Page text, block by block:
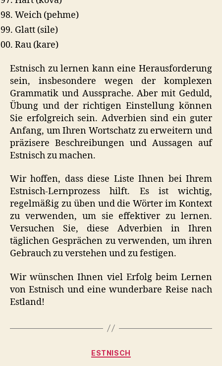
Weich (pehme)
Glatt (sile)
Rau (kare)
Estnisch zu lernen kann eine Herausforderung
sein, insbesondere wegen der komplexen
Grammatik und Aussprache. Aber mit Geduld,
Übung und der richtigen Einstellung können
Sie erfolgreich sein. Adverbien sind ein guter
Anfang, um Ihren Wortschatz zu erweitern und
präzisere Beschreibungen und Aussagen auf
Estnisch zu machen.
Wir hoffen, dass diese Liste Ihnen bei Ihrem
Estnisch-Lernprozess hilft. Es ist wichtig,
regelmäßig zu üben und die Wörter im Kontext
zu verwenden, um sie effektiver zu lernen.
Versuchen Sie, diese Adverbien in Ihren
täglichen Gesprächen zu verwenden, um ihren
Gebrauch zu verstehen und zu festigen.
Wir wünschen Ihnen viel Erfolg beim Lernen
von Estnisch und eine wunderbare Reise nach
Estland!
Categories
ESTNISCH